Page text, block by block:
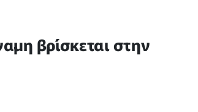
βρίσκεται στην